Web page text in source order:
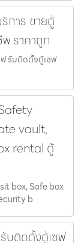
การ ขายตู้
ราคาถูก
ฟ รับติดตั้งตู้เซฟ
vault,
rental ตู้
box, Safe box
b
บติดตั้งตู้เซฟ